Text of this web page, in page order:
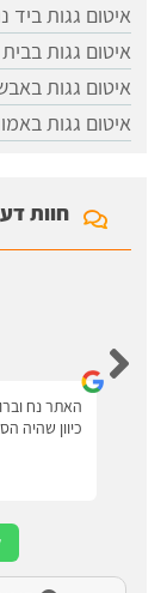
איטום גגות ביד
איטום גגות בבית
איטום גגות
איטום גגות
חוות
האתר נח
כיוון שהיה